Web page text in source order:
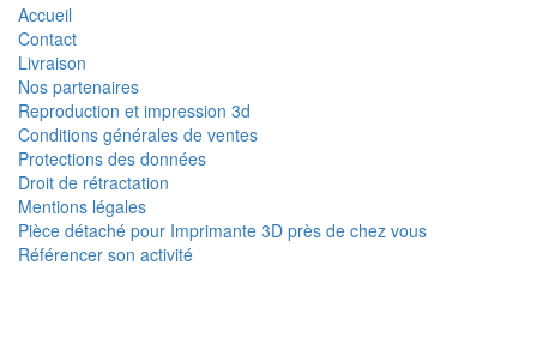
Accueil
Contact
Livraison
Nos partenaires
Reproduction et impression 3d
Conditions générales de ventes
Protections des données
Droit de rétractation
Mentions légales
Pièce détaché pour Imprimante 3D près de chez vous
Référencer son activité